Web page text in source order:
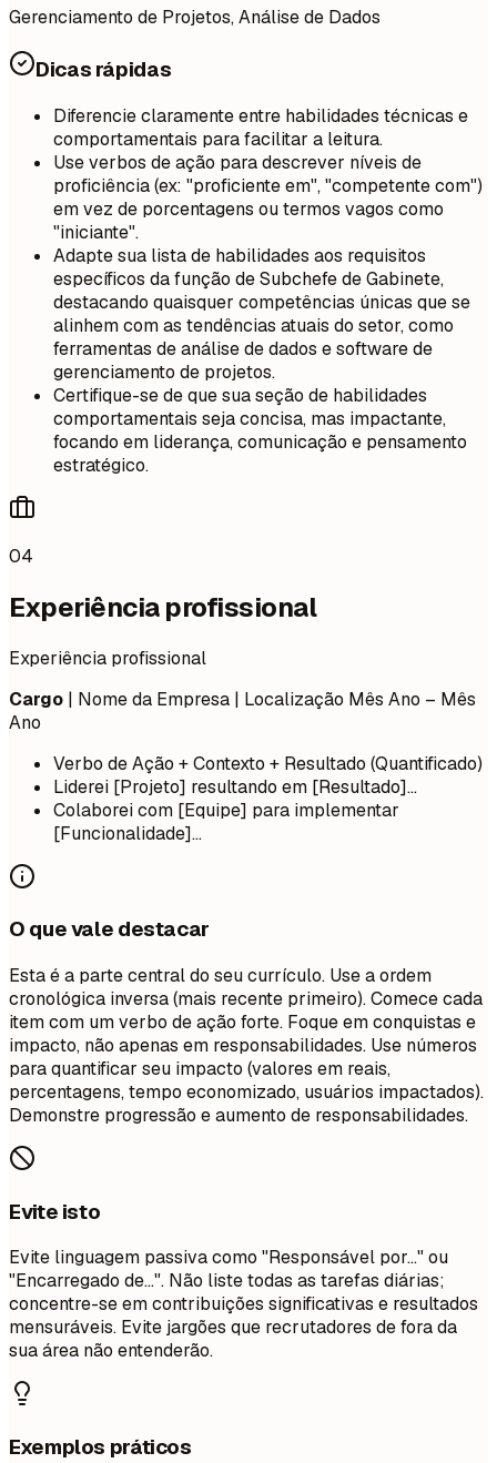
Gerenciamento de Projetos, Análise de Dados
Dicas rápidas
Diferencie claramente entre habilidades técnicas e
comportamentais para facilitar a leitura.
Use verbos de ação para descrever níveis de
proficiência (ex: "proficiente em", "competente com")
em vez de porcentagens ou termos vagos como
"iniciante".
Adapte sua lista de habilidades aos requisitos
específicos da função de Subchefe de Gabinete,
destacando quaisquer competências únicas que se
alinhem com as tendências atuais do setor, como
ferramentas de análise de dados e software de
gerenciamento de projetos.
Certifique-se de que sua seção de habilidades
comportamentais seja concisa, mas impactante,
focando em liderança, comunicação e pensamento
estratégico.
04
Experiência profissional
Experiência profissional
Cargo | Nome da Empresa | Localização Mês Ano – Mês
Ano
Verbo de Ação + Contexto + Resultado (Quantificado)
Liderei [Projeto] resultando em [Resultado]...
Colaborei com [Equipe] para implementar
[Funcionalidade]...
O que vale destacar
Esta é a parte central do seu currículo. Use a ordem
cronológica inversa (mais recente primeiro). Comece cada
item com um verbo de ação forte. Foque em conquistas e
impacto, não apenas em responsabilidades. Use números
para quantificar seu impacto (valores em reais,
percentagens, tempo economizado, usuários impactados).
Demonstre progressão e aumento de responsabilidades.
Evite isto
Evite linguagem passiva como "Responsável por..." ou
"Encarregado de...". Não liste todas as tarefas diárias;
concentre-se em contribuições significativas e resultados
mensuráveis. Evite jargões que recrutadores de fora da
sua área não entenderão.
Exemplos práticos